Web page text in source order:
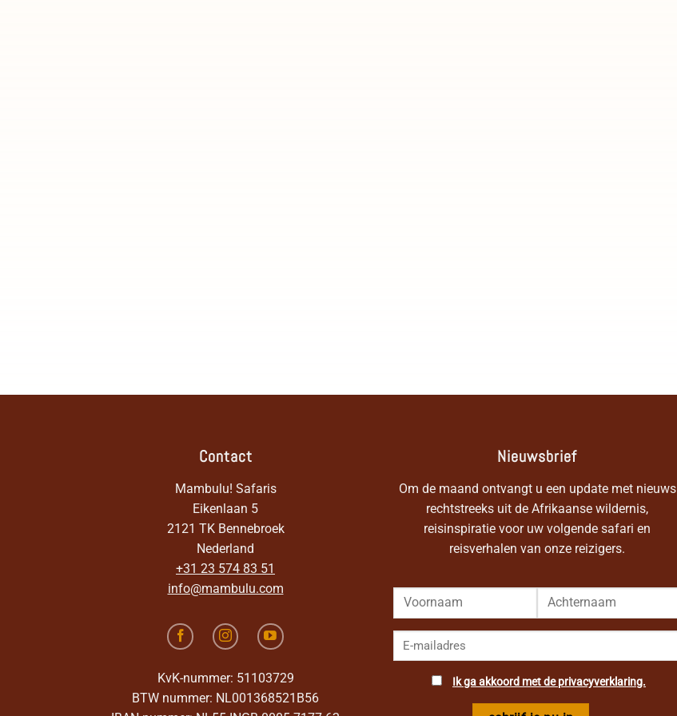
Contact
Mambulu! Safaris
Eikenlaan 5
2121 TK Bennebroek
Nederland
+31 23 574 83 51
info@mambulu.com
KvK-nummer: 51103729
BTW nummer: NL001368521B56
Nieuwsbrief
Om de maand ontvangt u een update met nieuws
rechtstreeks uit de Afrikaanse wildernis,
reisinspiratie voor uw volgende safari en
reisverhalen van onze reizigers.
Ik ga akkoord met de privacyverklaring.